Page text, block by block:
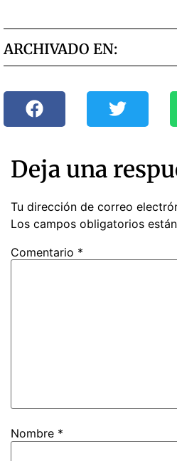
ARCHIVADO EN:
Deja una
Tu dirección de correo
Los campos obligatorios
Comentario *
Nombre *